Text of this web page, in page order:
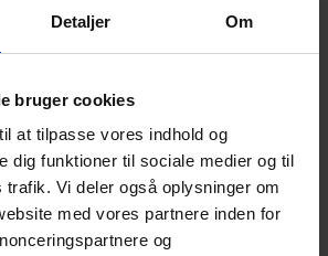
Detaljer Om
bruger cookies
at tilpasse vores indhold og
dig funktioner til sociale medier og til
Vi deler også oplysninger om
med vores partnere inden for
og
| Rømersgade 5 |
K
post@cyklistforbundet.dk